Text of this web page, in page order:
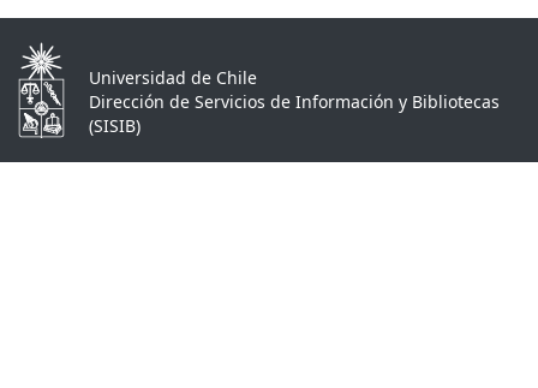
Universidad de Chile
Dirección de Servicios de Información y Bibliotecas
(SISIB)